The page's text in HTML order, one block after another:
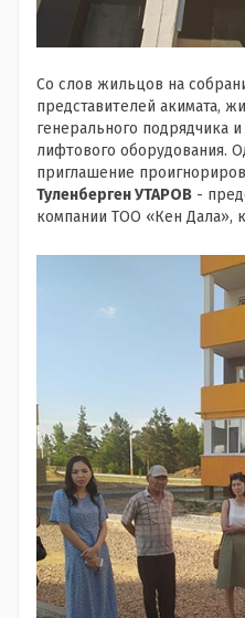
Со слов жильцов на
представителей акимата,
генерального подрядчика
лифтового оборудования.
приглашение
Туленберген УТАРОВ -
компании ТОО «Кен Дала»,